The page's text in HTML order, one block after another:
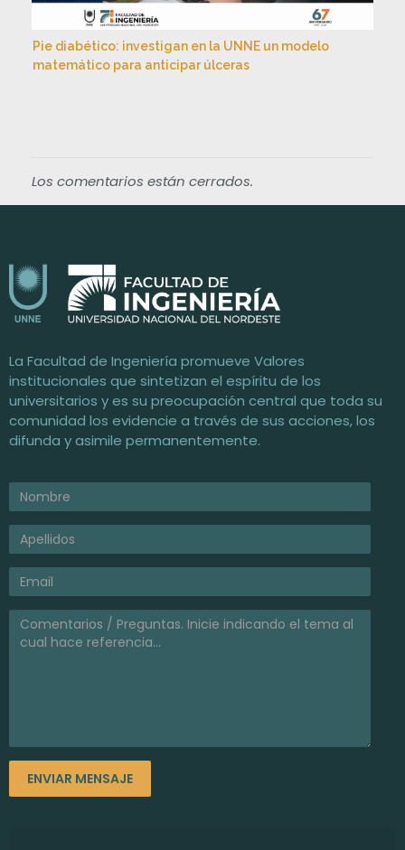
Pie diabético: investigan en la UNNE un modelo
matemático para anticipar úlceras
Los comentarios están cerrados.
La Facultad de Ingeniería promueve Valores
institucionales que sintetizan el espíritu de los
universitarios y es su preocupación central que toda su
comunidad los evidencie a través de sus acciones, los
difunda y asimile permanentemente.